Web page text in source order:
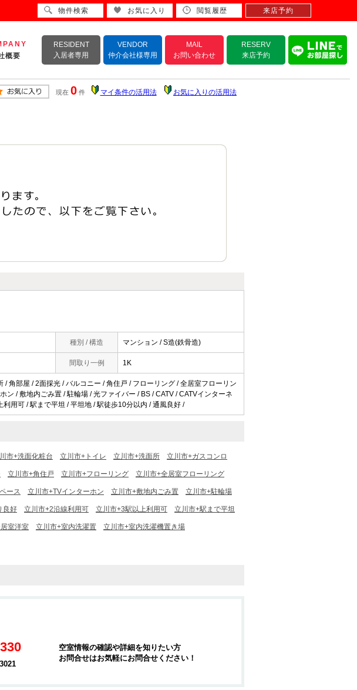
概要
RESIDENT
入居者専用
VENDOR
仲介会社様専用
MAIL
お問い合わせ
RESERV
来店予約
現在 0 件 マイ条件の活用法 お気に入りの活用法
種別 / 構造 マンション / S造(鉄骨造)
間取り一例 1K
角部屋 / 2面採光 / バルコニー / 角住戸 / フローリング / 全居室フローリン
/ 敷地内ごみ置 / 駐輪場 / 光ファイバー / BS / CATV / CATVインターネ
用可 / 駅まで平坦 / 平坦地 / 駅徒歩10分以内 / 通風良好 /
市+洗面化粧台 立川市+トイレ 立川市+洗面所 立川市+ガスコンロ
立川市+角住戸 立川市+フローリング 立川市+全居室フローリング
ース 立川市+TVインターホン 立川市+敷地内ごみ置 立川市+駐輪場
良好 立川市+2沿線利用可 立川市+3駅以上利用可 立川市+駅まで平坦
室洋室 立川市+室内洗濯置 立川市+室内洗濯機置き場
空室情報の確認や詳細を知りたい方
お問合せはお気軽にお問合せください！
物件検索 お気に入り 閲覧履歴 来店予約